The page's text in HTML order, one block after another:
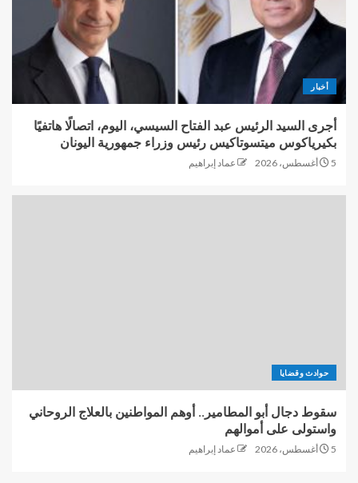
أخبار
أجرى السيد الرئيس عبد الفتاح السيسي، اليوم، اتصالًا هاتفيًا
بكيرياكوس ميتسوتاكيس رئيس وزراء جمهورية اليونان
5 أغسطس، 2026 عماد إبراهيم
حوادث وقضايا
سقوط دجال أبو المطامير.. أوهم المواطنين بالعلاج الروحاني
واستولى على أموالهم
5 أغسطس، 2026 عماد إبراهيم